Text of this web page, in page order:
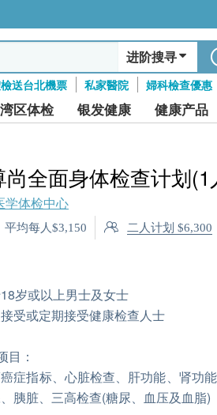
进阶搜寻
送台北機票 私家醫院 婦科檢查優惠
区体检 银发健康 健康产品
尚全面身体检查计划(1
学体检中心
平均每人$3,150 二人计划 $6,300
岁或以上男士及女士
受或定期接受健康检查人士
目：
症指标、心脏检查、肝功能、肾功能
胰脏、三高检查(糖尿、血压及血脂)